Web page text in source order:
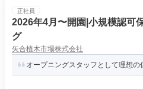
正社員
2026年4月〜開園|小規模認可
グ
矢合植木市場株式会社
オープニングスタッフとして理想